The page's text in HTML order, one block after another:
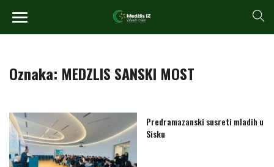
Oznaka: MEDZLIS SANSKI MOST
Predramazanski susreti mladih u
Sisku